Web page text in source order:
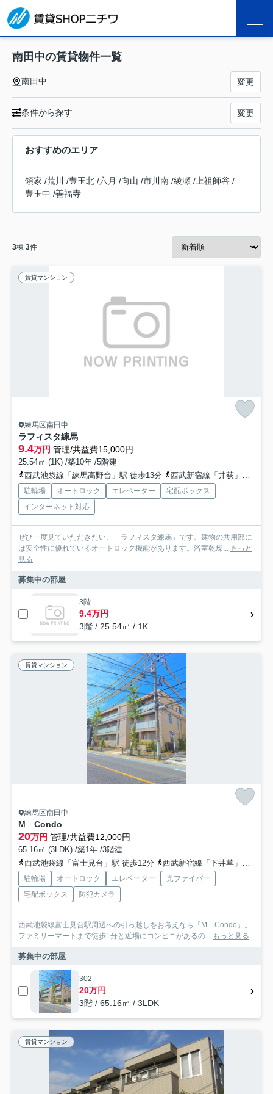
南田中の賃貸物件一覧
南田中 変更
条件から探す 変更
おすすめのエリア
領家 /荒川 /豊玉北 /六月 /向山 /市川南 /綾瀬 / 上祖師谷 /
豊玉中 /善福寺
3棟 3件
賃貸マンション
練馬区南田中
ラフィスタ練馬
9.4万円 管理/共益費15,000円
25.54㎡ (1K) /築10年 /5階建
西武池袋線「練馬高野台」駅 徒歩13分
西武新宿線「井荻」駅 徒歩13分
駐輪場 オートロック エレベーター
宅配ボックス
インターネット対応
ぜひ一度見ていただきたい、「ラフィスタ練馬」です。建物の共用部に
は安全性に優れているオートロック機能があります。浴室乾燥...
もっと
見る
募集中の部屋
3階
9.4万円
3階 / 25.54㎡ / 1K
賃貸マンション
練馬区南田中
M Condo
20万円 管理/共益費12,000円
65.16㎡ (3LDK) /築1年 /3階建
西武池袋線「富士見台」駅 徒歩12分
西武新宿線「下井草」駅 徒歩14分
駐輪場 オートロック エレベーター
光ファイバー
宅配ボックス
防犯カメラ
西武池袋線富士見台駅周辺への引っ越しをお考えなら「M Condo」。
ファミリーマートまで徒歩1分と近場にコンビニがあるの...
もっと見る
募集中の部屋
302
20万円
3階 / 65.16㎡ / 3LDK
賃貸マンション